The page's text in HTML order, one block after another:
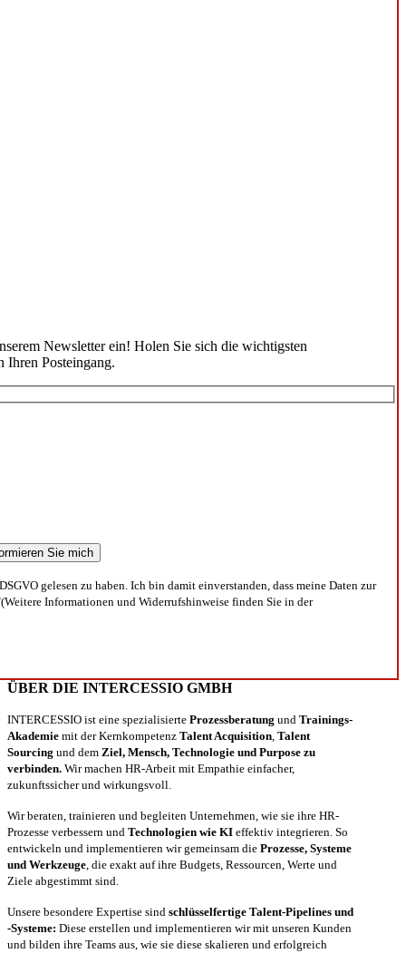
Newsletter ein! Holen Sie sich die wichtigsten
Ihren Posteingang.
gelesen zu haben. Ich bin damit einverstanden, dass meine Daten zur
Informationen und Widerrufshinweise finden Sie in der
ÜBER DIE INTERCESSIO GMBH
INTERCESSIO ist eine spezialisierte Prozessberatung und Trainings-
Akademie mit der Kernkompetenz Talent Acquisition Talent
Sourcing und dem Ziel, Mensch, Technologie und Purpose zu
verbinden. Wir machen HR-Arbeit mit Empathie einfacher,
zukunftssicher und wirkungsvoll.
Wir beraten, trainieren und begleiten Unternehmen, wie sie ihre HR-
Prozesse verbessern und Technologien wie KI effektiv integrieren. So
entwickeln und implementieren wir gemeinsam die Prozesse, Systeme
und Werkzeuge , die exakt auf ihre Budgets, Ressourcen, Werte und
Ziele abgestimmt sind.
Unsere besondere Expertise sind schlüsselfertige Talent-Pipelines und
-Systeme: Diese erstellen und implementieren wir mit unseren Kunden
und bilden ihre Teams aus, wie sie diese skalieren und erfolgreich